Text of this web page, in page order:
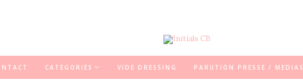
CATEGORIES VIDE DRESSING PARUTION PRESSE / MEDIAS